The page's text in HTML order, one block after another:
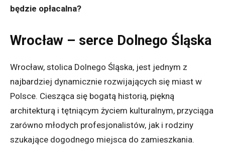
będzie opłacalna?
Wrocław – serce Dolnego Śląska
Wrocław, stolica Dolnego Śląska, jest jednym z
najbardziej dynamicznie rozwijających się miast w
Polsce. Ciesząca się bogatą historią, piękną
architekturą i tętniącym życiem kulturalnym, przyciąga
zarówno młodych profesjonalistów, jak i rodziny
szukające dogodnego miejsca do zamieszkania.